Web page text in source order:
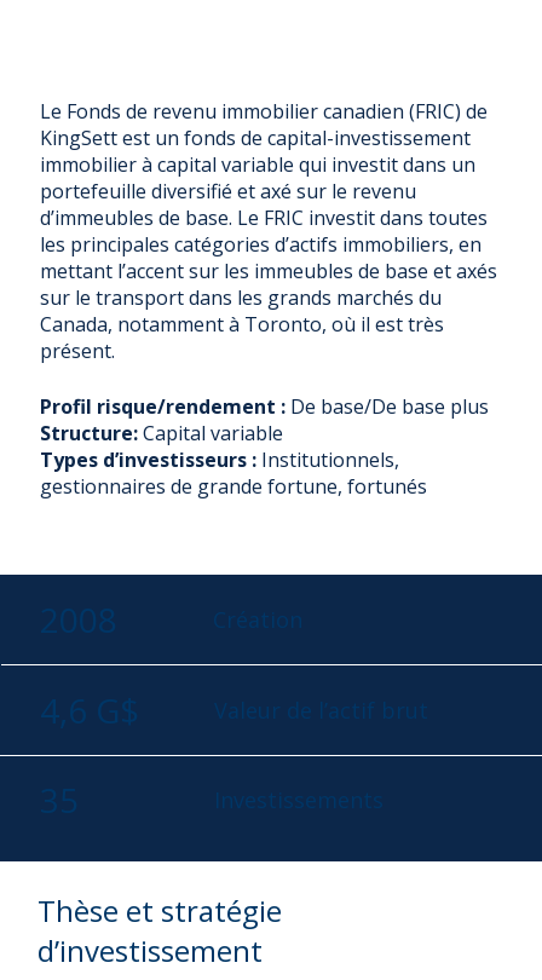
Le Fonds de revenu immobilier canadien (FRIC) de
KingSett est un fonds de capital-investissement
immobilier à capital variable qui investit dans un
portefeuille diversifié et axé sur le revenu
d’immeubles de base. Le FRIC investit dans toutes
les principales catégories d’actifs immobiliers, en
mettant l’accent sur les immeubles de base et axés
sur le transport dans les grands marchés du
Canada, notamment à Toronto, où il est très
présent.
Profil risque/rendement : De base/De base plus
Structure:Capital variable
Types d’investisseurs : Institutionnels,
gestionnaires de grande fortune, fortunés
2008 Création
4,6 G$ Valeur de l’actif brut
35 Investissements
Thèse et stratégie
d’investissement